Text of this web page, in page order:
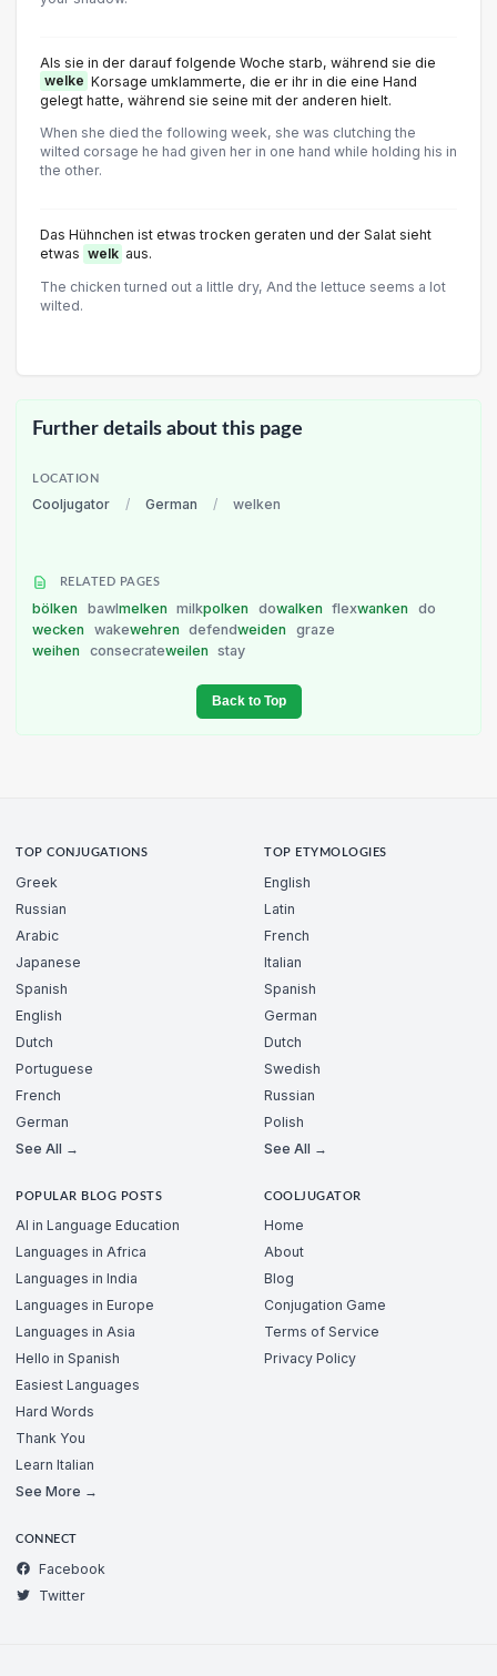
Als sie in der darauf folgende Woche starb, während sie die
welke Korsage umklammerte, die er ihr in die eine Hand
gelegt hatte, während sie seine mit der anderen hielt.
When she died the following week, she was clutching the
wilted corsage he had given her in one hand while holding his in
the other.
Das Hühnchen ist etwas trocken geraten und der Salat sieht
etwas welk aus.
The chicken turned out a little dry, And the lettuce seems a lot
wilted.
Further details about this page
LOCATION
Cooljugator / German / welken
RELATED PAGES
bölken bawlmelken milkpolken dowalken flexwanken
do
wecken
wakewehren defendweiden
graze
weihen
consecrateweilen stay
Back to Top
TOP CONJUGATIONS
Greek
Russian
Arabic
Japanese
Spanish
English
Dutch
Portuguese
French
German
See All →
TOP ETYMOLOGIES
English
Latin
French
Italian
Spanish
German
Dutch
Swedish
Russian
Polish
See All →
POPULAR BLOG POSTS
AI in Language Education
Languages in Africa
Languages in India
Languages in Europe
Languages in Asia
Hello in Spanish
Easiest Languages
Hard Words
Thank You
Learn Italian
See More →
COOLJUGATOR
Home
About
Blog
Conjugation Game
Terms of Service
Privacy Policy
CONNECT
Facebook
Twitter